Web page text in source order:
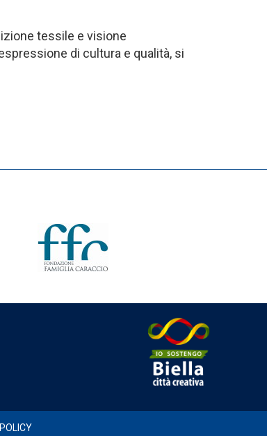
tessile e visione
di cultura e qualità, si